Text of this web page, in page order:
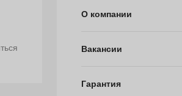
О компании
Вакансии
Гарантия